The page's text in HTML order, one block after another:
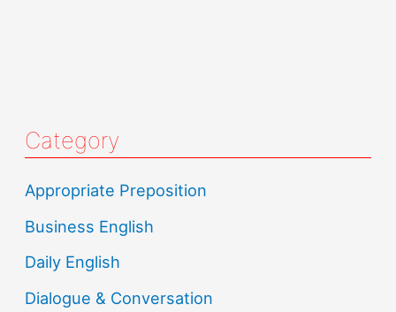
Category
Appropriate Preposition
Business English
Daily English
Dialogue & Conversation